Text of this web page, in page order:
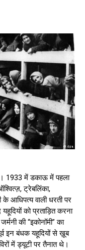
1933 में डकाऊ में पहला
ट्रेबलिंका,
के आधिपत्य वाली धरती पर
को प्रताड़ित करना
की “इकोनॉमी” का
इन बंधक यहूदियों से ख़ूब
में ड्यूटी पर तैनात थे।